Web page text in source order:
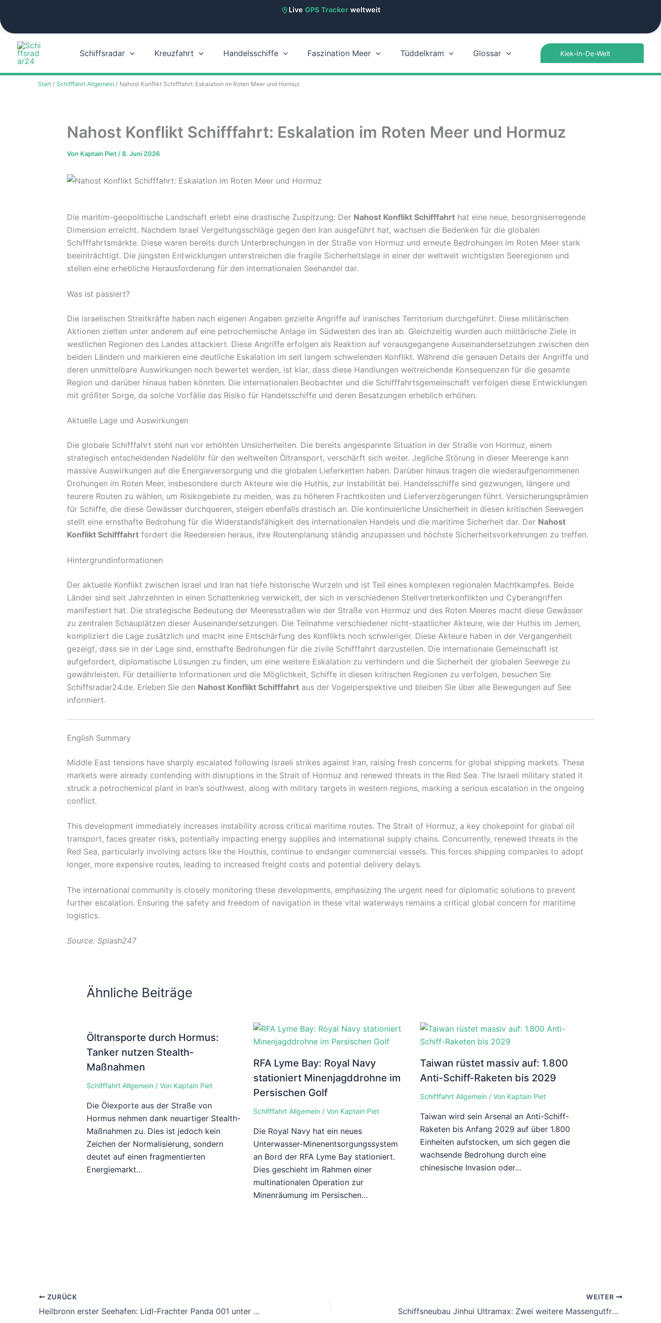
Live GPS Trackerweltweit
Zum
springen
Schiffsradar Kreuzfahrt Handelsschiffe Faszination Meer Tüddelkram Glossar
Start Schifffahrt Allgemein Nahost Konflikt Schifffahrt: Eskalation im Roten Meer und Hormuz
Nahost Konflikt Schifffahrt: Eskalation im Roten Meer und Hormuz
Von Kaptain Piet /8. Juni 2026
Die maritim-geopolitische Landschaft erlebt eine drastische Zuspitzung: Der Nahost Konflikt Schifffahrt hat eine neue, besorgniserregende
Dimension erreicht. Nachdem Israel Vergeltungsschläge gegen den Iran ausgeführt hat, wachsen die Bedenken für die globalen
Schifffahrtsmärkte. Diese waren bereits durch Unterbrechungen in der Straße von Hormuz und erneute Bedrohungen im Roten Meer stark
beeinträchtigt. Die jüngsten Entwicklungen unterstreichen die fragile Sicherheitslage in einer der weltweit wichtigsten Seeregionen und
stellen eine erhebliche Herausforderung für den internationalen Seehandel dar.
Was ist passiert?
Die israelischen Streitkräfte haben nach eigenen Angaben gezielte Angriffe auf iranisches Territorium durchgeführt. Diese militärischen
Aktionen zielten unter anderem auf eine petrochemische Anlage im Südwesten des Iran ab. Gleichzeitig wurden auch militärische Ziele in
westlichen Regionen des Landes attackiert. Diese Angriffe erfolgen als Reaktion auf vorausgegangene Auseinandersetzungen zwischen den
beiden Ländern und markieren eine deutliche Eskalation im seit langem schwelenden Konflikt. Während die genauen Details der Angriffe und
deren unmittelbare Auswirkungen noch bewertet werden, ist klar, dass diese Handlungen weitreichende Konsequenzen für die gesamte
Region und darüber hinaus haben könnten. Die internationalen Beobachter und die Schifffahrtsgemeinschaft verfolgen diese Entwicklungen
mit größter Sorge, da solche Vorfälle das Risiko für Handelsschiffe und deren Besatzungen erheblich erhöhen.
Aktuelle Lage und Auswirkungen
Die globale Schifffahrt steht nun vor erhöhten Unsicherheiten. Die bereits angespannte Situation in der Straße von Hormuz, einem
strategisch entscheidenden Nadelöhr für den weltweiten Öltransport, verschärft sich weiter. Jegliche Störung in dieser Meerenge kann
massive Auswirkungen auf die Energieversorgung und die globalen Lieferketten haben. Darüber hinaus tragen die wiederaufgenommenen
Drohungen im Roten Meer, insbesondere durch Akteure wie die Huthis, zur Instabilität bei. Handelsschiffe sind gezwungen, längere und
teurere Routen zu wählen, um Risikogebiete zu meiden, was zu höheren Frachtkosten und Lieferverzögerungen führt. Versicherungsprämien
für Schiffe, die diese Gewässer durchqueren, steigen ebenfalls drastisch an. Die kontinuierliche Unsicherheit in diesen kritischen Seewegen
stellt eine ernsthafte Bedrohung für die Widerstandsfähigkeit des internationalen Handels und die maritime Sicherheit dar. Der Nahost
Konflikt Schifffahrt fordert die Reedereien heraus, ihre Routenplanung ständig anzupassen und höchste Sicherheitsvorkehrungen zu treffen.
Hintergrundinformationen
Der aktuelle Konflikt zwischen Israel und Iran hat tiefe historische Wurzeln und ist Teil eines komplexen regionalen Machtkampfes. Beide
Länder sind seit Jahrzehnten in einen Schattenkrieg verwickelt, der sich in verschiedenen Stellvertreterkonflikten und Cyberangriffen
manifestiert hat. Die strategische Bedeutung der Meeresstraßen wie der Straße von Hormuz und des Roten Meeres macht diese Gewässer
zu zentralen Schauplätzen dieser Auseinandersetzungen. Die Teilnahme verschiedener nicht-staatlicher Akteure, wie der Huthis im Jemen,
kompliziert die Lage zusätzlich und macht eine Entschärfung des Konflikts noch schwieriger. Diese Akteure haben in der Vergangenheit
gezeigt, dass sie in der Lage sind, ernsthafte Bedrohungen für die zivile Schifffahrt darzustellen. Die internationale Gemeinschaft ist
aufgefordert, diplomatische Lösungen zu finden, um eine weitere Eskalation zu verhindern und die Sicherheit der globalen Seewege zu
gewährleisten. Für detaillierte Informationen und die Möglichkeit, Schiffe in diesen kritischen Regionen zu verfolgen, besuchen Sie
Schiffsradar24.de. Erleben Sie den Nahost Konflikt Schifffahrt aus der Vogelperspektive und bleiben Sie über alle Bewegungen auf See
informiert.
English Summary
Middle East tensions have sharply escalated following Israeli strikes against Iran, raising fresh concerns for global shipping markets. These
markets were already contending with disruptions in the Strait of Hormuz and renewed threats in the Red Sea. The Israeli military stated it
struck a petrochemical plant in Iran’s southwest, along with military targets in western regions, marking a serious escalation in the ongoing
conflict.
This development immediately increases instability across critical maritime routes. The Strait of Hormuz, a key chokepoint for global oil
transport, faces greater risks, potentially impacting energy supplies and international supply chains. Concurrently, renewed threats in the
Red Sea, particularly involving actors like the Houthis, continue to endanger commercial vessels. This forces shipping companies to adopt
longer, more expensive routes, leading to increased freight costs and potential delivery delays.
The international community is closely monitoring these developments, emphasizing the urgent need for diplomatic solutions to prevent
further escalation. Ensuring the safety and freedom of navigation in these vital waterways remains a critical global concern for maritime
logistics.
Source: Splash247
Ähnliche Beiträge
Öltransporte durch Hormus:
Tanker nutzen Stealth-
Maßnahmen
Schifffahrt Allgemein / Von Kaptain Piet
Die Ölexporte aus der Straße von
Hormus nehmen dank neuartiger Stealth-
Maßnahmen zu. Dies ist jedoch kein
Zeichen der Normalisierung, sondern
deutet auf einen fragmentierten
Energiemarkt…
RFA Lyme Bay: Royal Navy
stationiert Minenjagddrohne im
Persischen Golf
Schifffahrt Allgemein / Von Kaptain Piet
Die Royal Navy hat ein neues
Unterwasser-Minenentsorgungssystem
an Bord der RFA Lyme Bay stationiert.
Dies geschieht im Rahmen einer
multinationalen Operation zur
Minenräumung im Persischen…
Taiwan rüstet massiv auf: 1.800
Anti-Schiff-Raketen bis 2029
Schifffahrt Allgemein / Von Kaptain Piet
Taiwan wird sein Arsenal an Anti-Schiff-
Raketen bis Anfang 2029 auf über 1.800
Einheiten aufstocken, um sich gegen die
wachsende Bedrohung durch eine
chinesische Invasion oder…
ZURÜCK
Heilbronn erster Seehafen: Lidl-Frachter Panda 001 unter deutscher Flagge
WEITER
Schiffsneubau Jinhui Ultramax: Zwei weitere Massengutfrachter